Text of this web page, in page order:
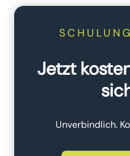
Jetzt
Unverbindlich.